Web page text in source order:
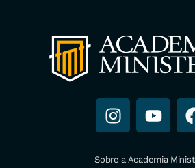
Sobre a Academia